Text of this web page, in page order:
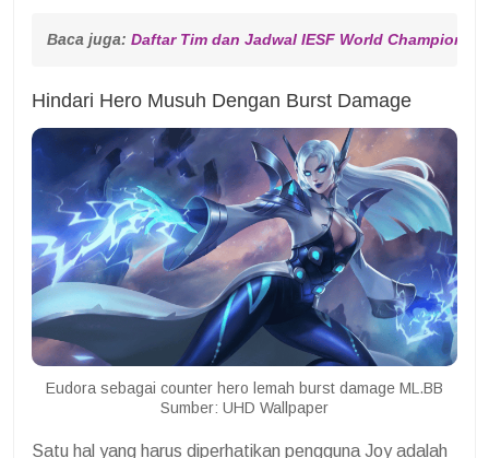
Baca juga: Daftar Tim dan Jadwal IESF World
Hindari Hero Musuh Dengan Burst Damage
Eudora sebagai counter hero lemah burst damage ML.BB
Sumber: UHD Wallpaper
Satu hal yang harus diperhatikan pengguna Joy adalah